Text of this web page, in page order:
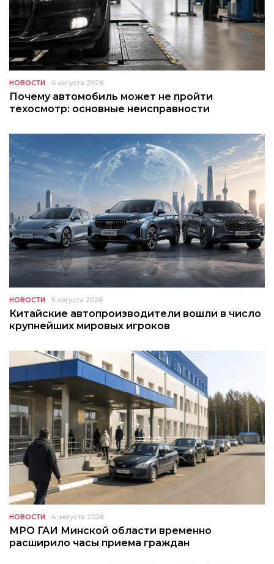
НОВОСТИ 6 августа 2026
Почему автомобиль может не пройти
техосмотр: основные неисправности
НОВОСТИ 5 августа 2026
Китайские автопроизводители вошли в число
крупнейших мировых игроков
НОВОСТИ 4 августа 2026
МРО ГАИ Минской области временно
расширило часы приема граждан